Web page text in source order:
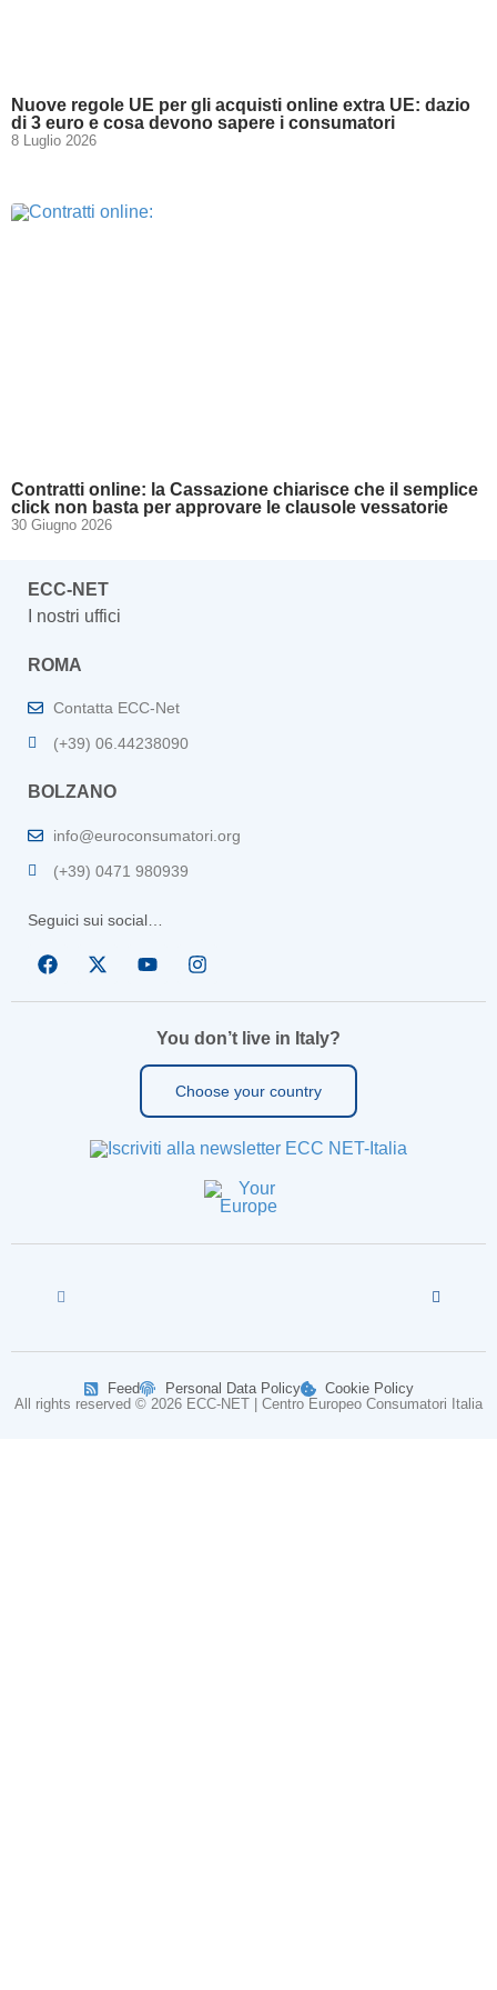
Nuove regole UE per gli acquisti online extra UE: dazio
di 3 euro e cosa devono sapere i consumatori
8 Luglio 2026
Contratti online: la Cassazione chiarisce che il semplice
click non basta per approvare le clausole vessatorie
30 Giugno 2026
ECC-NET
I nostri uffici
ROMA
Contatta ECC-Net
(+39) 06.44238090
BOLZANO
info@euroconsumatori.org
(+39) 0471 980939
Seguici sui social…
You don’t live in Italy?
Choose your country
All rights reserved © 2026 ECC-NET | Centro Europeo Consumatori Italia
Feed Personal Data Policy Cookie Policy